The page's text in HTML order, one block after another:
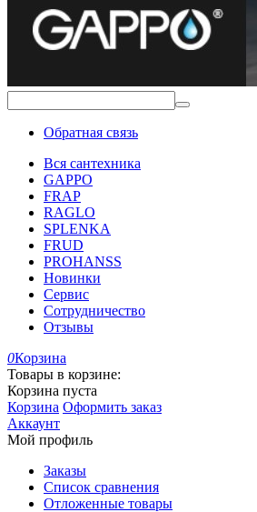
Обратная связь
Вся сантехника
GAPPO
FRAP
RAGLO
SPLENKA
FRUD
PROHANSS
Новинки
Сервис
Сотрудничество
Отзывы
0Корзина
Товары в корзине:
Корзина пуста
Корзина Оформить заказ
Аккаунт
Мой профиль
Заказы
Список сравнения
Отложенные товары